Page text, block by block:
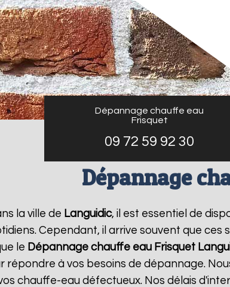
Dépannage chauffe eau
Frisquet
09 72 59 92 30
Dépannage
la ville de Languidic, il est essentiel de
Cependant, il arrive souvent que
le Dépannage chauffe eau Frisquet
répondre à vos besoins de dépannage.
chauffe-eau défectueux. Nos délais